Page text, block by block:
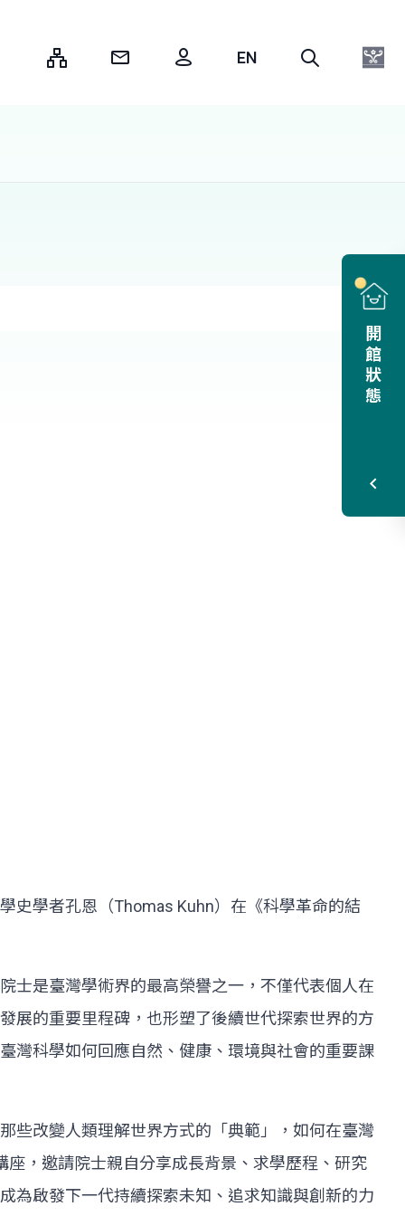
開館狀態
史學者孔恩（Thomas Kuhn）在《科學革命的結
士是臺灣學術界的最高榮譽之一，不僅代表個人在
展的重要里程碑，也形塑了後續世代探索世界的方
灣科學如何回應自然、健康、環境與社會的重要課
些改變人類理解世界方式的「典範」，如何在臺灣
，邀請院士親自分享成長背景、求學歷程、研究
為啟發下一代持續探索未知、追求知識與創新的力